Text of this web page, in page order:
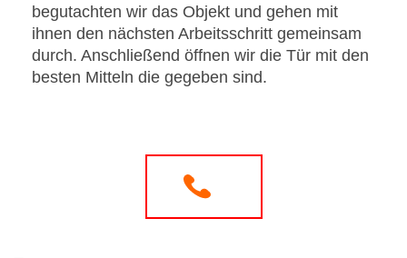
begutachten wir das Objekt und gehen mit
ihnen den nächsten Arbeitsschritt gemeinsam
durch. Anschließend öffnen wir die Tür mit den
besten Mitteln die gegeben sind.